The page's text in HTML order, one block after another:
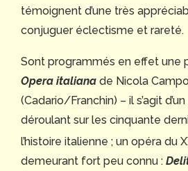
témoignent d’une très
conjuguer éclectisme et rareté.
Sont programmés en effet une
Opera italiana de Nicola
(Cadario/Franchin) – il s’agit
déroulant sur les cinquante
l’histoire italienne ; un opéra du
demeurant fort peu connu :